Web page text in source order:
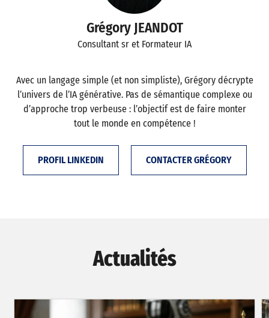
Grégory JEANDOT
Consultant sr et Formateur IA
Avec un langage simple (et non simpliste), Grégory décrypte
l’univers de l’IA générative. Pas de sémantique complexe ou
d’approche trop verbeuse : l’objectif est de faire monter
tout le monde en compétence !
PROFIL LINKEDIN CONTACTER GRÉGORY
Actualités